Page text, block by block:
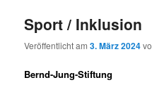
Sport / Inklusion
Veröffentlicht am3. März 2024
Bernd-Jung-Stiftung